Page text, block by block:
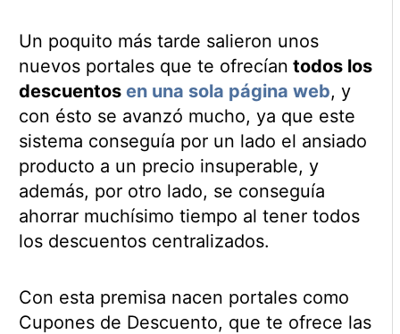
Un poquito más tarde salieron unos
nuevos portales que te ofrecían todos los
descuentos en una sola página web, y
con ésto se avanzó mucho, ya que este
sistema conseguía por un lado el ansiado
producto a un precio insuperable, y
además, por otro lado, se conseguía
ahorrar muchísimo tiempo al tener todos
los descuentos centralizados.
Con esta premisa nacen portales como
Cupones de Descuento, que te ofrece las